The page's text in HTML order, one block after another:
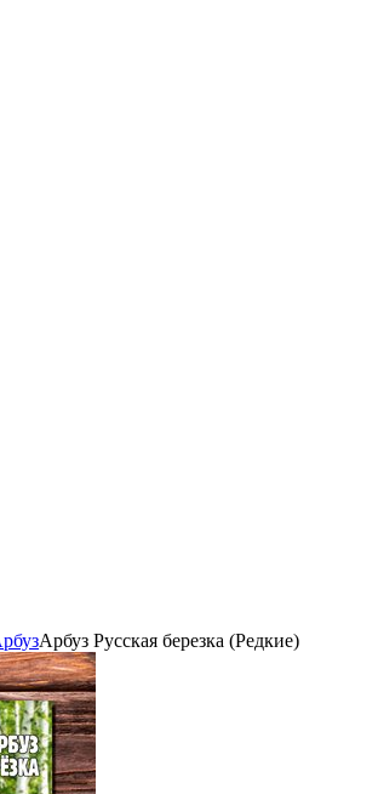
Арбуз Русская березка (Редкие)